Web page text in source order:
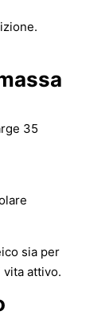
35
sia per
attivo.